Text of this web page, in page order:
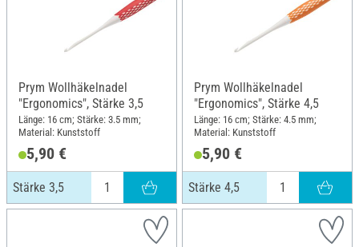
Prym Wollhäkelnadel
"Ergonomics", Stärke 3,5
Länge: 16 cm; Stärke: 3.5 mm;
Material: Kunststoff
5,90 €
Stärke 3,5
Prym Wollhäkelnadel
"Ergonomics", Stärke 4,5
Länge: 16 cm; Stärke: 4.5 mm;
Material: Kunststoff
5,90 €
Stärke 4,5